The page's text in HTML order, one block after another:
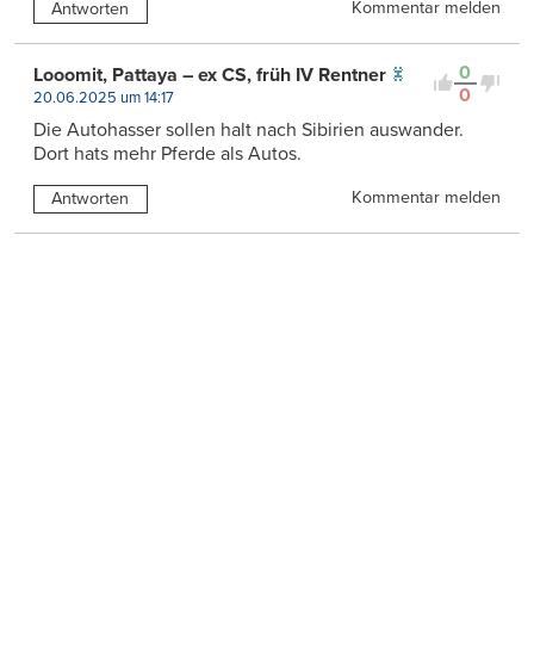
Antworten Kommentar melden
0
0
Looomit, Pattaya – ex CS, früh IV Rentner
20.06.2025 um 14:17
Die Autohasser sollen halt nach Sibirien auswander.
Dort hats mehr Pferde als Autos.
Antworten Kommentar melden